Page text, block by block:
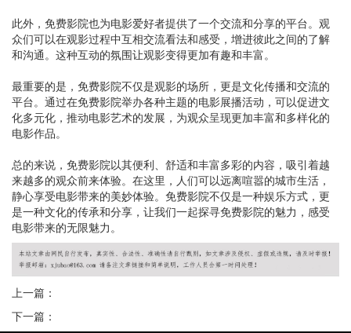
此外，免费影院也为电影爱好者提供了一个交流和分享的平台。观
众们可以在观影过程中互相交流看法和感受，增进彼此之间的了解
和沟通。这种互动的氛围让观影变得更加有趣和丰富。
最重要的是，免费影院不仅是观影的场所，更是文化传播和交流的
平台。通过在免费影院举办各种主题的电影展播活动，可以促进文
化多元化，推动电影艺术的发展，为观众呈现更加丰富和多样化的
电影作品。
总的来说，免费影院以其便利、舒适和丰富多彩的内容，吸引着越
来越多的观众前来体验。在这里，人们可以远离喧嚣的城市生活，
静心享受电影带来的美妙体验。免费影院不仅是一种娱乐方式，更
是一种文化的传承和分享，让我们一起探寻免费影院的魅力，感受
电影带来的无限魅力。
上一篇：
下一篇：